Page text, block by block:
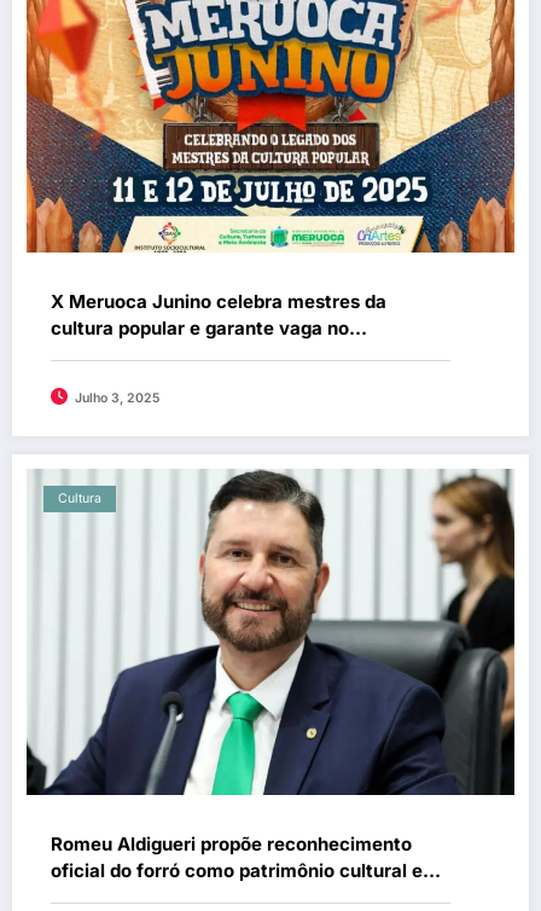
X Meruoca Junino celebra mestres da
cultura popular e garante vaga no
campeonato estadual
Julho 3, 2025
Cultura
Romeu Aldigueri propõe reconhecimento
oficial do forró como patrimônio cultural e
conteúdo escolar no Ceará